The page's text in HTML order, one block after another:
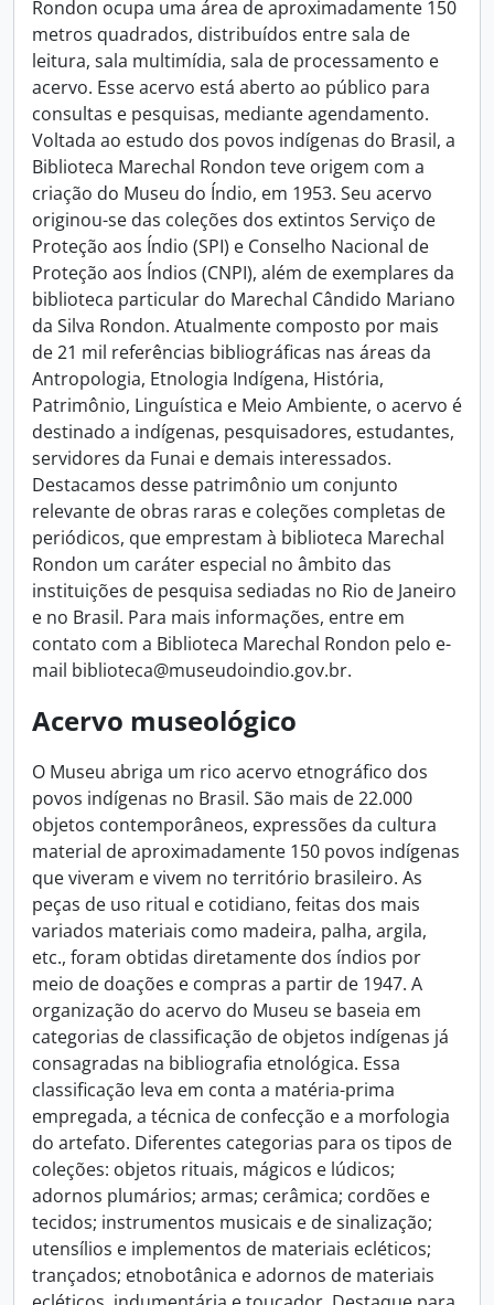
Rondon ocupa uma área de aproximadamente 150
metros quadrados, distribuídos entre sala de
leitura, sala multimídia, sala de processamento e
acervo. Esse acervo está aberto ao público para
consultas e pesquisas, mediante agendamento.
Voltada ao estudo dos povos indígenas do Brasil, a
Biblioteca Marechal Rondon teve origem com a
criação do Museu do Índio, em 1953. Seu acervo
originou-se das coleções dos extintos Serviço de
Proteção aos Índio (SPI) e Conselho Nacional de
Proteção aos Índios (CNPI), além de exemplares da
biblioteca particular do Marechal Cândido Mariano
da Silva Rondon. Atualmente composto por mais
de 21 mil referências bibliográficas nas áreas da
Antropologia, Etnologia Indígena, História,
Patrimônio, Linguística e Meio Ambiente, o acervo é
destinado a indígenas, pesquisadores, estudantes,
servidores da Funai e demais interessados.
Destacamos desse patrimônio um conjunto
relevante de obras raras e coleções completas de
periódicos, que emprestam à biblioteca Marechal
Rondon um caráter especial no âmbito das
instituições de pesquisa sediadas no Rio de Janeiro
e no Brasil. Para mais informações, entre em
contato com a Biblioteca Marechal Rondon pelo e-
mail biblioteca@museudoindio.gov.br.
Acervo museológico
O Museu abriga um rico acervo etnográfico dos
povos indígenas no Brasil. São mais de 22.000
objetos contemporâneos, expressões da cultura
material de aproximadamente 150 povos indígenas
que viveram e vivem no território brasileiro. As
peças de uso ritual e cotidiano, feitas dos mais
variados materiais como madeira, palha, argila,
etc., foram obtidas diretamente dos índios por
meio de doações e compras a partir de 1947. A
organização do acervo do Museu se baseia em
categorias de classificação de objetos indígenas já
consagradas na bibliografia etnológica. Essa
classificação leva em conta a matéria-prima
empregada, a técnica de confecção e a morfologia
do artefato. Diferentes categorias para os tipos de
coleções: objetos rituais, mágicos e lúdicos;
adornos plumários; armas; cerâmica; cordões e
tecidos; instrumentos musicais e de sinalização;
utensílios e implementos de materiais ecléticos;
trançados; etnobotânica e adornos de materiais